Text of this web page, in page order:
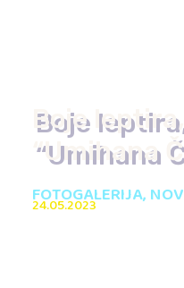
Boje
“Umihana
FOTOGALERIJA,
24.05.2023